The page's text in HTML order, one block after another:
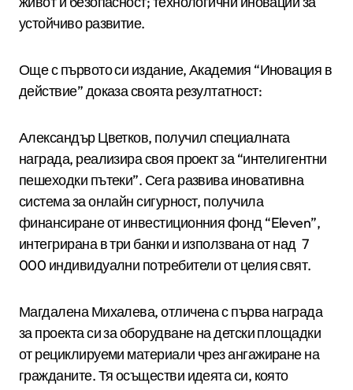
устойчиво развитие.
Още с първото си издание, Академия “Иновация в
действие” доказа своята резултатност:
Александър Цветков, получил специалната
награда, реализира своя проект за “интелигентни
пешеходки пътеки”. Сега развива иновативна
система за онлайн сигурност, получила
финансиране от инвестиционния фонд “Eleven”,
интегрирана в три банки и използвана от над 7
000 индивидуални потребители от целия свят.
Магдалена Михалева, отличена с първа награда
за проекта си за оборудване на детски площадки
от рециклируеми материали чрез ангажиране на
гражданите. Тя осъществи идеята си, която